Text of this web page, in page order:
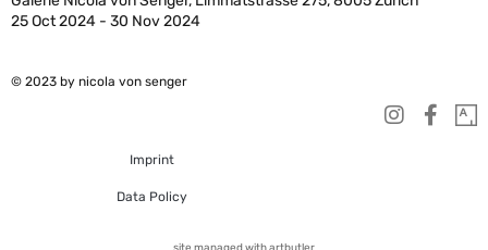
25 Oct 2024 - 30 Nov 2024
© 2023 by nicola von senger
Imprint
Data Policy